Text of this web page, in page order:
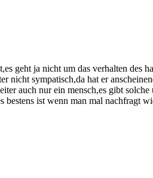
geht ja nicht um das verhalten
nicht sympatisch,da hat er
auch nur ein mensch,es gibt
bestens ist wenn man mal nachfragt